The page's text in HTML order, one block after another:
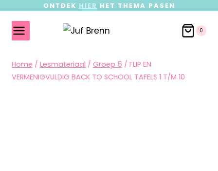
ONTDEK HIER HET THEMA PASEN
0
Home / Lesmateriaal / Groep 5 / FLIP EN
VERMENIGVULDIG BACK TO SCHOOL TAFELS 1 T/M 10